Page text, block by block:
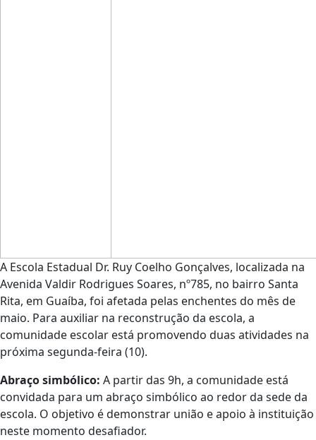
A Escola Estadual Dr. Ruy Coelho Gonçalves, localizada na
Avenida Valdir Rodrigues Soares, nº785, no bairro Santa
Rita, em Guaíba, foi afetada pelas enchentes do mês de
maio. Para auxiliar na reconstrução da escola, a
comunidade escolar está promovendo duas atividades na
próxima segunda-feira (10).
Abraço simbólico: A partir das 9h, a comunidade está
convidada para um abraço simbólico ao redor da sede da
escola. O objetivo é demonstrar união e apoio à instituição
neste momento desafiador.